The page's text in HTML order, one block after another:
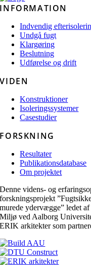
INFORMATION
Indvendig
Undgå fugt
Klargøring
Beslutning
Udførelse og drift
VIDEN
Konstruktioner
Isoleringssystemer
Casestudier
FORSKNING
Resultater
Publikationsdatabase
Om projektet
Denne videns- og
forskningsprojekt
murede ydervægge” ledet
Miljø ved Aalborg
ERIK arkitekter som